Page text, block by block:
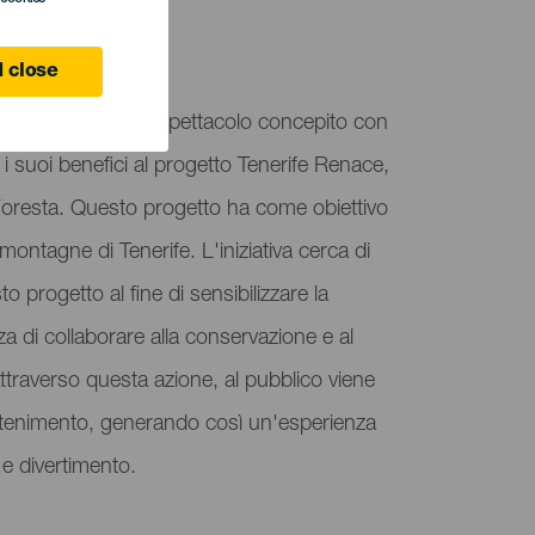
close
Tenerife" è uno spettacolo concepito con
suoi benefici al progetto Tenerife Renace,
Questo progetto ha come obiettivo
di Tenerife. L'iniziativa cerca di
progetto al fine di sensibilizzare la
di collaborare alla conservazione e al
questa azione, al pubblico viene
generando così un'esperienza
divertimento.